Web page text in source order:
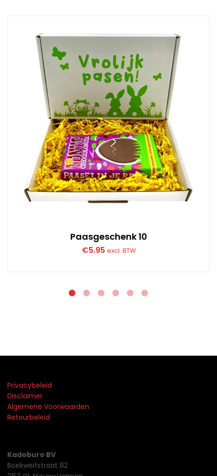
Paasgeschenk 10
€5.95 excl. BTW
Privacybeleid
Disclaimer
Algemene Voorwaarden
Retourbeleid
Kadoburo BV
Boekweitstraat 82